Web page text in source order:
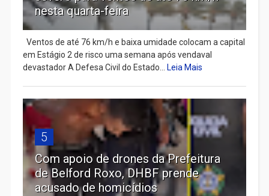
nesta quarta-feira
Ventos de até 76 km/h e baixa umidade colocam a capital
em Estágio 2 de risco uma semana após vendaval
devastador A Defesa Civil do Estado... Leia Mais
5
Com apoio de drones da Prefeitura
de Belford Roxo, DHBF prende
acusado de homicídios